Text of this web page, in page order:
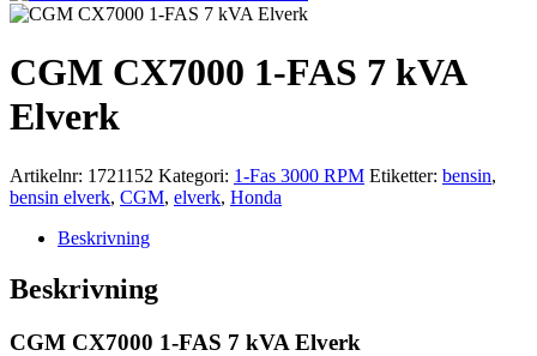
CGM CX7000 1-FAS 7 kVA
Elverk
Artikelnr: 1721152 Kategori: 1-Fas 3000 RPM Etiketter: bensin,
bensin elverk, CGM, elverk, Honda
Beskrivning
Beskrivning
CGM CX7000 1-FAS 7 kVA Elverk